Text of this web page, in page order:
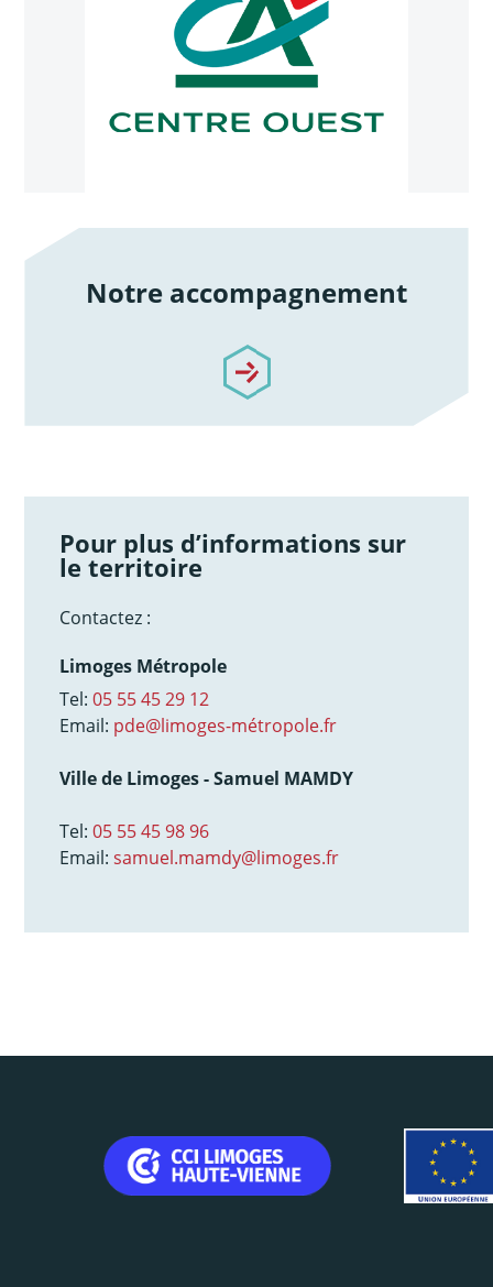
Notre accompagnement
/notre-accompagnement
Pour plus d’informations sur
le territoire
Contactez :
Limoges Métropole
Tel:05 55 45 29 12
Email: pde@limoges-métropole.fr
Ville de Limoges - Samuel MAMDY
Tel:05 55 45 98 96
Email:samuel.mamdy@limoges.fr